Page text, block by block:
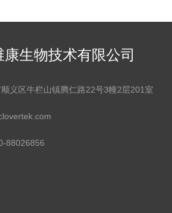
生物技术有限公司
义区牛栏山镇腾仁路22号3幢2层201室
88026856